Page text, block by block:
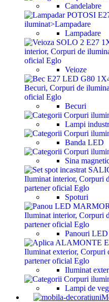
Candelabre
Lampadare
Veioze
Becuri
Lampi
Banda LED
Sina
Spoturi
Panouri LED
Iluminat
Lampi de